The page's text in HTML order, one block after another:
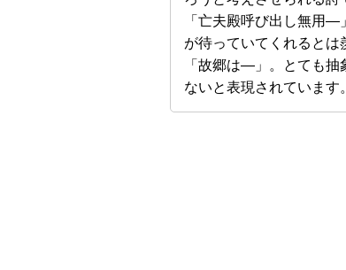
「亡夫殿呼び出し無用―
が待っていてくれるとは
「故郷は―」。とても
ないと表現されています